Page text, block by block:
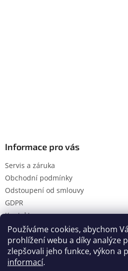
Používáme cookies, abychom
prohlížení webu a díky analýze
zlepšovali jeho funkce, výkon a
informací.
Informace pro vás
Servis a záruka
Obchodní podmínky
Odstoupení od smlouvy
GDPR
Kontakty
Vytvořil